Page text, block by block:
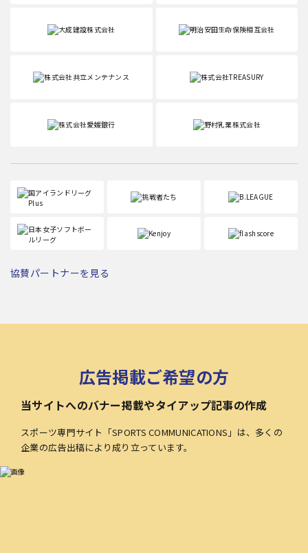
協賛パートナーを見る
広告掲載ご希望の方
当サイトへのバナー掲載やタイアップ記事の作成
スポーツ専門サイト「SPORTS COMMUNICATIONS」は、多くの
企業の広告出稿により成り立っています。